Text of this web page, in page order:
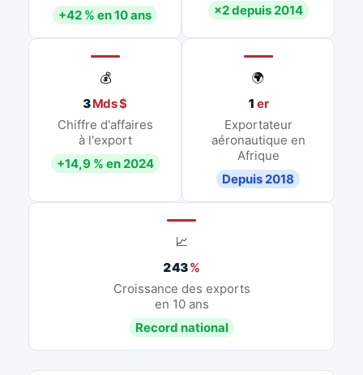
+42 % en 10 ans
×2 depuis 2014
💰
3Mds $
Chiffre d'affaires
à l'export
+14,9 % en 2024
🌍
1 er
Exportateur
aéronautique en
Afrique
Depuis 2018
📈
243%
Croissance des exports
en 10 ans
Record national